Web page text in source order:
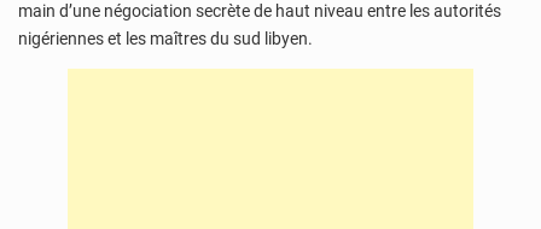
main d’une négociation secrète de haut niveau entre les autorités
nigériennes et les maîtres du sud libyen.